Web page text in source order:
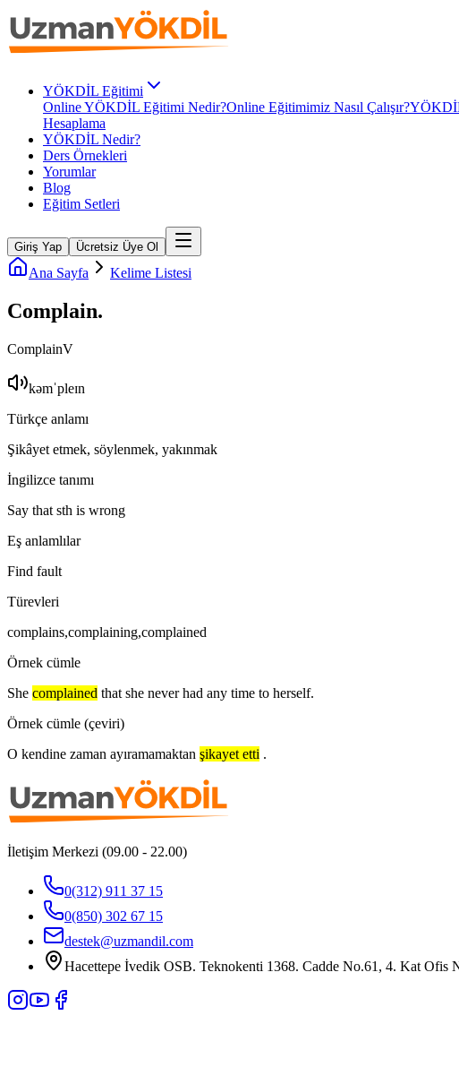
YÖKDİL Eğitimi
Online YÖKDİL Eğitimi Nedir?Online Eğitimimiz Nasıl Çalışır?
Hesaplama
YÖKDİL Nedir?
Ders Örnekleri
Yorumlar
Blog
Eğitim Setleri
Giriş Yap Ücretsiz Üye Ol
Ana Sayfa Kelime Listesi
Complain.
ComplainV
kəmˈpleɪn
Türkçe anlamı
Şikâyet etmek, söylenmek, yakınmak
İngilizce tanımı
Say that sth is wrong
Eş anlamlılar
Find fault
Türevleri
complains,complaining,complained
Örnek cümle
She complained that she never had any time to herself.
Örnek cümle (çeviri)
O kendine zaman ayıramamaktan şikayet etti .
İletişim Merkezi (09.00 - 22.00)
0(312) 911 37 15
0(850) 302 67 15
destek@uzmandil.com
Hacettepe İvedik OSB. Teknokenti 1368. Cadde No.61, 4. Kat